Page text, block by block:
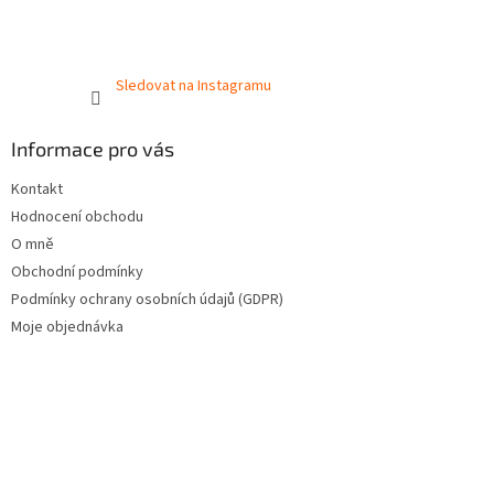
Sledovat na Instagramu
Informace pro vás
Kontakt
Hodnocení obchodu
O mně
Obchodní podmínky
Podmínky ochrany osobních údajů (GDPR)
Moje objednávka